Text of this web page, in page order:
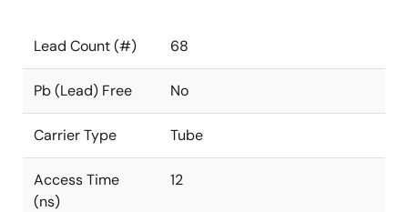
Lead Count (#) 68
Pb (Lead) Free No
Carrier Type Tube
Access Time
(ns)
12